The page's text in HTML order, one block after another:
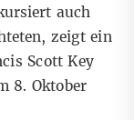
auch
, zeigt ein
Scott Key
8. Oktober